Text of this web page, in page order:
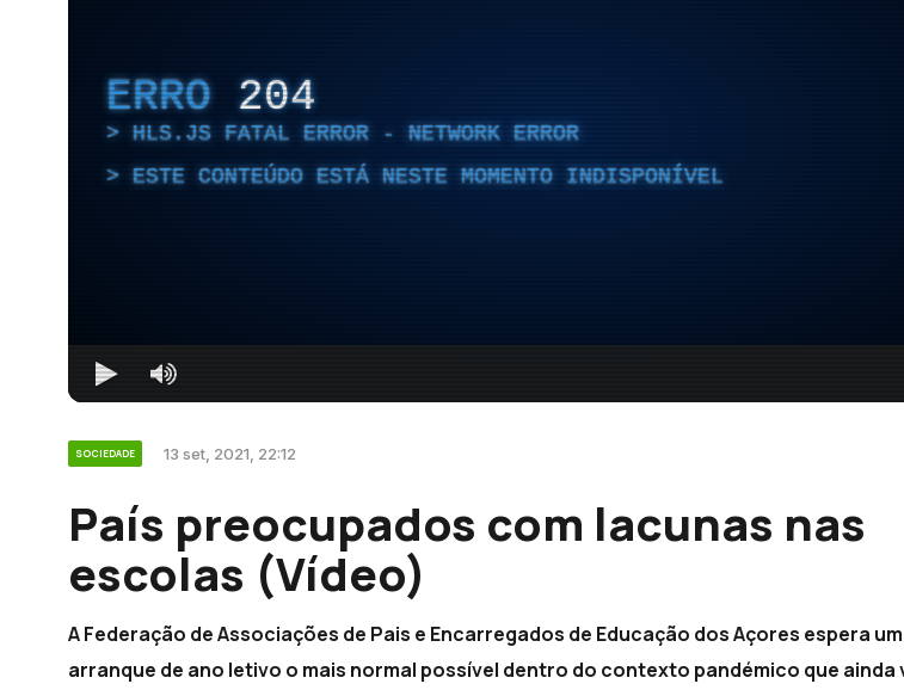
ERRO 204
HLS.JS FATAL ERROR - NETWORK ERROR
ESTE CONTEÚDO ESTÁ NESTE MOMENTO INDISPONÍVEL
SOCIEDADE 13 set, 2021, 22:12
País preocupados com lacunas nas
escolas (Vídeo)
A Federação de Associações de Pais e Encarregados de Educação dos Açores espera um
arranque de ano letivo o mais normal possível dentro do contexto pandémico que ainda